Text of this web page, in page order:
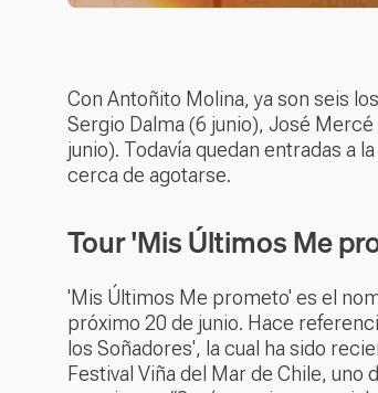
Con Antoñito Molina, ya son seis
Sergio Dalma (6 junio), José
junio). Todavía quedan entradas a
cerca de agotarse.
Tour 'Mis Últimos Me
'Mis Últimos Me prometo' es el
próximo 20 de junio. Hace
los Soñadores', la cual ha sido
Festival Viña del Mar de Chile,